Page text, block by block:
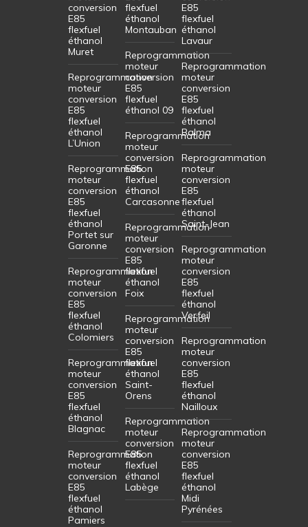
conversion
E85
flexfuel
éthanol
Muret
Reprogrammation
moteur
conversion
E85
flexfuel
éthanol
L’Union
Reprogrammation
moteur
conversion
E85
flexfuel
éthanol
Portet sur
Garonne
Reprogrammation
moteur
conversion
E85
flexfuel
éthanol
Colomiers
Reprogrammation
moteur
conversion
E85
flexfuel
éthanol
Blagnac
Reprogrammation
moteur
conversion
E85
flexfuel
éthanol
Pamiers
flexfuel
éthanol
Montauban
Reprogrammation
moteur
conversion
E85
flexfuel
éthanol 09
Reprogrammation
moteur
conversion
E85
flexfuel
éthanol
Carcasonne
Reprogrammation
moteur
conversion
E85
flexfuel
éthanol
Foix
Reprogrammation
moteur
conversion
E85
flexfuel
éthanol
Saint-
Orens
Reprogrammation
moteur
conversion
E85
flexfuel
éthanol
Labège
E85
flexfuel
éthanol
Lavaur
Reprogrammation
moteur
conversion
E85
flexfuel
éthanol
Balma
Reprogrammation
moteur
conversion
E85
flexfuel
éthanol
Saint-Jean
Reprogrammation
moteur
conversion
E85
flexfuel
éthanol
Verfeil
Reprogrammation
moteur
conversion
E85
flexfuel
éthanol
Nailloux
Reprogrammation
moteur
conversion
E85
flexfuel
éthanol
Midi
Pyrénées